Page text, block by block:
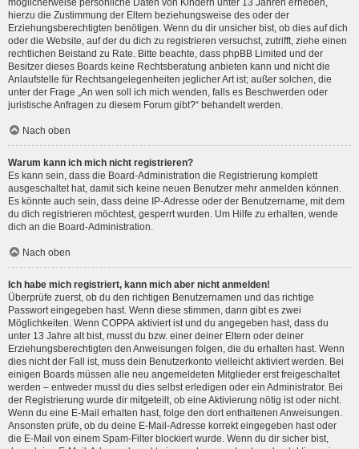
möglicherweise persönliche Daten von Kindern unter 13 Jahren erheben,
hierzu die Zustimmung der Eltern beziehungsweise des oder der
Erziehungsberechtigten benötigen. Wenn du dir unsicher bist, ob dies auf dich
oder die Website, auf der du dich zu registrieren versuchst, zutrifft, ziehe einen
rechtlichen Beistand zu Rate. Bitte beachte, dass phpBB Limited und der
Besitzer dieses Boards keine Rechtsberatung anbieten kann und nicht die
Anlaufstelle für Rechtsangelegenheiten jeglicher Art ist; außer solchen, die
unter der Frage „An wen soll ich mich wenden, falls es Beschwerden oder
juristische Anfragen zu diesem Forum gibt?“ behandelt werden.
Nach oben
Warum kann ich mich nicht registrieren?
Es kann sein, dass die Board-Administration die Registrierung komplett
ausgeschaltet hat, damit sich keine neuen Benutzer mehr anmelden können.
Es könnte auch sein, dass deine IP-Adresse oder der Benutzername, mit dem
du dich registrieren möchtest, gesperrt wurden. Um Hilfe zu erhalten, wende
dich an die Board-Administration.
Nach oben
Ich habe mich registriert, kann mich aber nicht anmelden!
Überprüfe zuerst, ob du den richtigen Benutzernamen und das richtige
Passwort eingegeben hast. Wenn diese stimmen, dann gibt es zwei
Möglichkeiten. Wenn COPPA aktiviert ist und du angegeben hast, dass du
unter 13 Jahre alt bist, musst du bzw. einer deiner Eltern oder deiner
Erziehungsberechtigten den Anweisungen folgen, die du erhalten hast. Wenn
dies nicht der Fall ist, muss dein Benutzerkonto vielleicht aktiviert werden. Bei
einigen Boards müssen alle neu angemeldeten Mitglieder erst freigeschaltet
werden – entweder musst du dies selbst erledigen oder ein Administrator. Bei
der Registrierung wurde dir mitgeteilt, ob eine Aktivierung nötig ist oder nicht.
Wenn du eine E-Mail erhalten hast, folge den dort enthaltenen Anweisungen.
Ansonsten prüfe, ob du deine E-Mail-Adresse korrekt eingegeben hast oder
die E-Mail von einem Spam-Filter blockiert wurde. Wenn du dir sicher bist,